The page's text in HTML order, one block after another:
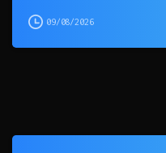
09/08/2026